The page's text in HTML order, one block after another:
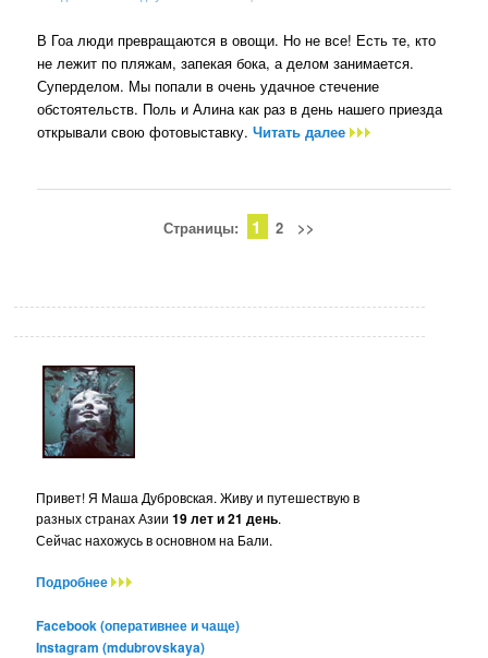
В Гоа люди превращаются в овощи. Но не все! Есть те, кто
не лежит по пляжам, запекая бока, а делом занимается.
Суперделом. Мы попали в очень удачное стечение
обстоятельств. Поль и Алина как раз в день нашего приезда
открывали свою фотовыставку.Читать далее
Страницы: 1 2 >>
Привет! Я Маша Дубровская. Живу и путешествую в
разных странах Азии19 лет и 21 день.
Сейчас нахожусь в основном на Бали.
Подробнее
Facebook (оперативнее и чаще)
Instagram (mdubrovskaya)